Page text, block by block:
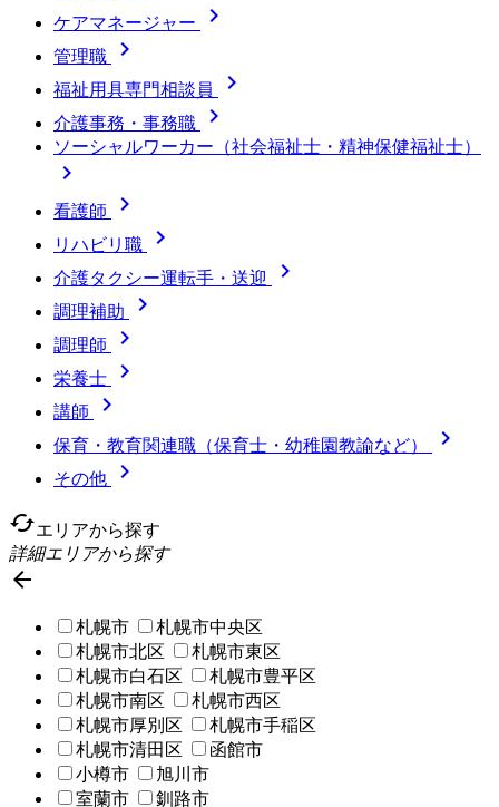
ケアマネージャー 
管理職 
福祉用具専門相談員 
介護事務・事務職 
ソーシャルワーカー（社会福祉士・精神保健福祉士）

看護師 
リハビリ職 
介護タクシー運転手・送迎 
調理補助 
調理師 
栄養士 
講師 
保育・教育関連職（保育士・幼稚園教諭など） 
その他

cachedエリアから探す
詳細エリアから探す

札幌市
札幌市中央区
札幌市北区
札幌市東区
札幌市白石区
札幌市豊平区
札幌市南区
札幌市西区
札幌市厚別区
札幌市手稲区
札幌市清田区
函館市
小樽市
旭川市
室蘭市
釧路市